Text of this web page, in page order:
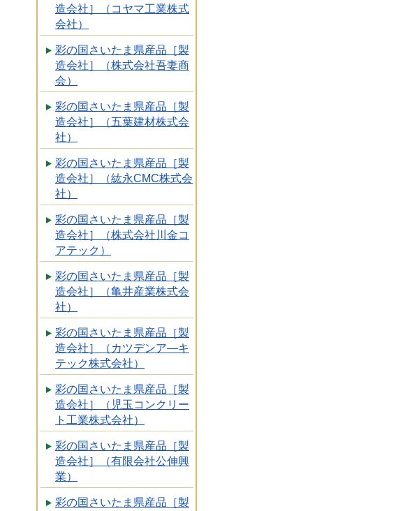
造会社］（コヤマ工業株式
会社）
彩の国さいたま県産品［製
造会社］（株式会社吾妻商
会）
彩の国さいたま県産品［製
造会社］（五葉建材株式会
社）
彩の国さいたま県産品［製
造会社］（紘永CMC株式会
社）
彩の国さいたま県産品［製
造会社］（株式会社川金コ
アテック）
彩の国さいたま県産品［製
造会社］（亀井産業株式会
社）
彩の国さいたま県産品［製
造会社］（カツデンア―キ
テック株式会社）
彩の国さいたま県産品［製
造会社］（児玉コンクリー
ト工業株式会社）
彩の国さいたま県産品［製
造会社］（有限会社公伸興
業）
彩の国さいたま県産品［製